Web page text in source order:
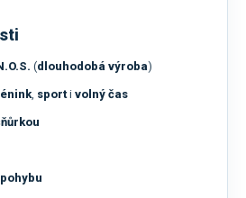
(dlouhodobá výroba)
, sporti volný čas